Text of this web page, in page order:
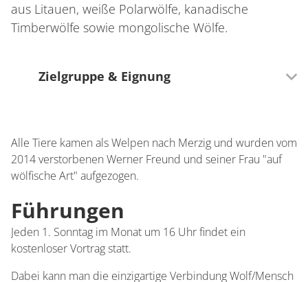
aus Litauen, weiße Polarwölfe, kanadische
Timberwölfe sowie mongolische Wölfe.
Zielgruppe & Eignung
Für Familien besonders geeignet
Altersgruppe Kinder
Alle Tiere kamen als Welpen nach Merzig und wurden vom
2014 verstorbenen Werner Freund und seiner Frau "auf
wölfische Art" aufgezogen.
Führungen
Jeden 1. Sonntag im Monat um 16 Uhr findet ein
kostenloser Vortrag statt.
Dabei kann man die einzigartige Verbindung Wolf/Mensch